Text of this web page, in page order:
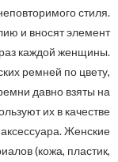
стиля.
и вносят элемент
каждой женщины.
ремней по цвету,
давно взяты на
их в качестве
Женские
(кожа, пластик,